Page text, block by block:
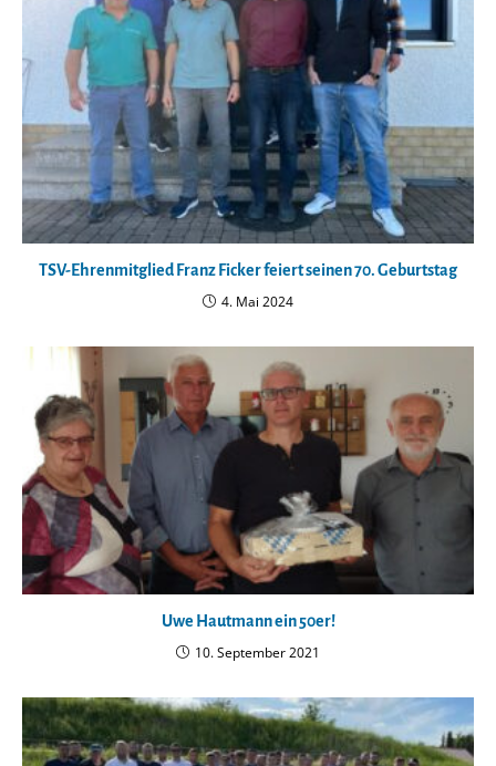
TSV-Ehrenmitglied Franz Ficker feiert seinen 70. Geburtstag
4. Mai 2024
Uwe Hautmann ein 50er!
10. September 2021